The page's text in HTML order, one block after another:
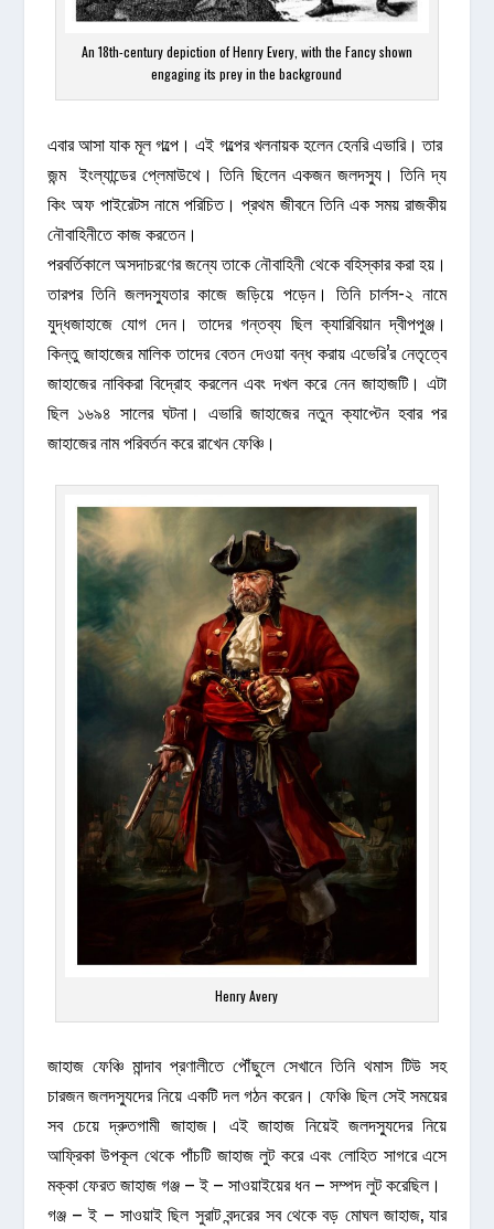
An 18th-century depiction of Henry Every, with the Fancy shown
engaging its prey in the background
এবার আসা যাক মূল গল্পে। এই গল্পের খলনায়ক হলেন হেনরি এভারি। তার
জন্ম ইংল্যান্ডের প্লেমাউথে। তিনি ছিলেন একজন জলদস্যু। তিনি দ্য
কিং অফ পাইরেটস নামে পরিচিত। প্রথম জীবনে তিনি এক সময় রাজকীয়
নৌবাহিনীতে কাজ করতেন।
পরবর্তিকালে অসদাচরণের জন্যে তাকে নৌবাহিনী থেকে বহিস্কার করা হয়।
তারপর তিনি জলদস্যুতার কাজে জড়িয়ে পড়েন। তিনি চার্লস-২ নামে
যুদ্ধজাহাজে যোগ দেন। তাদের গন্তব্য ছিল ক্যারিবিয়ান দ্বীপপুঞ্জ।
কিন্তু জাহাজের মালিক তাদের বেতন দেওয়া বন্ধ করায় এভেরি’র নেতৃত্বে
জাহাজের নাবিকরা বিদ্রোহ করলেন এবং দখল করে নেন জাহাজটি। এটা
ছিল ১৬৯৪ সালের ঘটনা। এভারি জাহাজের নতুন ক্যাপ্টেন হবার পর
জাহাজের নাম পরিবর্তন করে রাখেন ফেঞ্চি।
Henry Avery
জাহাজ ফেঞ্চি মান্দাব প্রণালীতে পৌঁছুলে সেখানে তিনি থমাস টিউ সহ
চারজন জলদস্যুদের নিয়ে একটি দল গঠন করেন। ফেঞ্চি ছিল সেই সময়ের
সব চেয়ে দ্রুতগামী জাহাজ। এই জাহাজ নিয়েই জলদস্যুদের নিয়ে
আফ্রিকা উপকূল থেকে পাঁচটি জাহাজ লুট করে এবং লোহিত সাগরে এসে
মক্কা ফেরত জাহাজ গঞ্জ – ই – সাওয়াইয়ের ধন – সম্পদ লুট করেছিল।
গঞ্জ – ই – সাওয়াই ছিল সুরাট বন্দরের সব থেকে বড় মোঘল জাহাজ, যার